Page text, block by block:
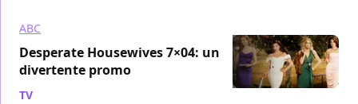
ABC
Desperate Housewives 7×04: un
divertente promo
TV